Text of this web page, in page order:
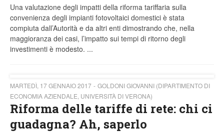
Una valutazione degli impatti della riforma tariffaria sulla
convenienza degli impianti fotovoltaici domestici è stata
compiuta dall’Autorità e da altri enti dimostrando che, nella
maggioranza dei casi, l’impatto sui tempi di ritorno degli
investimenti è modesto. ...
MARTEDÌ, 17 GENNAIO 2017
GOLDONI GIOVANNI (DIPARTIMENTO DI
ECONOMIA AZIENDALE, UNIVERSITÀ DI VERONA)
Riforma delle tariffe di rete: chi ci
guadagna? Ah, saperlo